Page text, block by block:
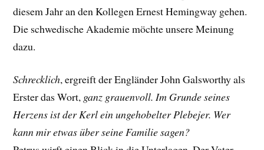
diesem Jahr an den Kollegen Ernest Hemingway gehen.
Die schwedische Akademie möchte unsere Meinung
dazu.
Schrecklich, ergreift der Engländer John Galsworthy als
Erster das Wort, ganz grauenvoll. Im Grunde seines
Herzens ist der Kerl ein ungehobelter Plebejer. Wer
kann mir etwas über seine Familie sagen?